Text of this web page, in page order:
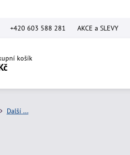
+420 603 588 281 AKCE a SLEVY
košík
Další ...